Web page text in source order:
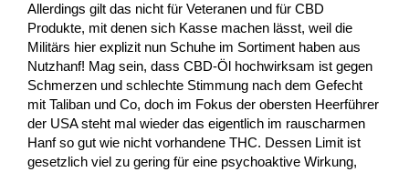
Allerdings gilt das nicht für Veteranen und für CBD
Produkte, mit denen sich Kasse machen lässt, weil die
Militärs hier explizit nun Schuhe im Sortiment haben aus
Nutzhanf! Mag sein, dass CBD-Öl hochwirksam ist gegen
Schmerzen und schlechte Stimmung nach dem Gefecht
mit Taliban und Co, doch im Fokus der obersten Heerführer
der USA steht mal wieder das eigentlich im rauscharmen
Hanf so gut wie nicht vorhandene THC. Dessen Limit ist
gesetzlich viel zu gering für eine psychoaktive Wirkung,